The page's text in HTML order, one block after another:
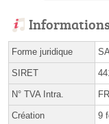
Forme juridique
SIRET
N° TVA Intra.
Création 9